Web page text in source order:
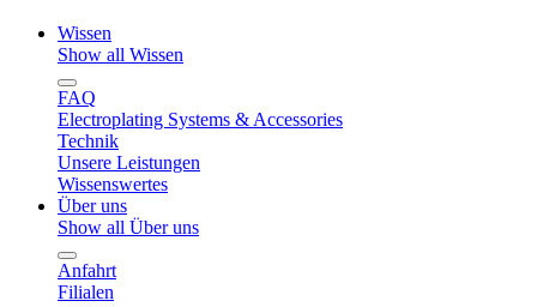
Wissen
Show all Wissen
FAQ
Electroplating Systems & Accessories
Technik
Unsere Leistungen
Wissenswertes
Über uns
Show all Über uns
Anfahrt
Filialen